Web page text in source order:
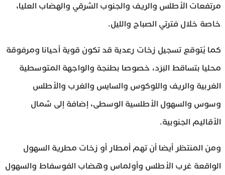
مرتفعات الأطلس والريف والجنوب الشرقي والهضاب العليا،
خاصة خلال فترتي الصباح والليل.
كما يُتوقع تسجيل زخات رعدية قد تكون قوية أحيانا ومرفوقة
محليا بتساقط البَرَد، خصوصا بطنجة والواجهة المتوسطية
الغربية والريف واللوكوس والسايس والغرب والأطلس
وسوس والسهول الأطلسية الوسطى، إضافة إلى شمال
الأقاليم الجنوبية.
ومن المنتظر أيضا أن تهم أمطار أو زخات مطرية السهول
الواقعة غرب الأطلس وأولماس وهضاب الفوسفاط والسهول